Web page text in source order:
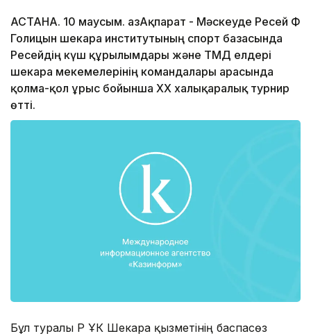
АСТАНА. 10 маусым. ҚазАқпарат - Мәскеуде Ресей ФҚҚ
Голицын шекара институтының спорт базасында
Ресейдің күш құрылымдары және ТМД елдері
шекара мекемелерінің командалары арасында
қолма-қол ұрыс бойынша XX халықаралық турнир
өтті.
Бұл туралы ҚР ҰҚК Шекара қызметінің баспасөз